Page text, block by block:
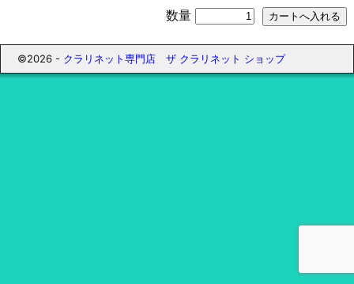
数量
©2026 - クラリネット専門店 ザ クラリネット ショップ